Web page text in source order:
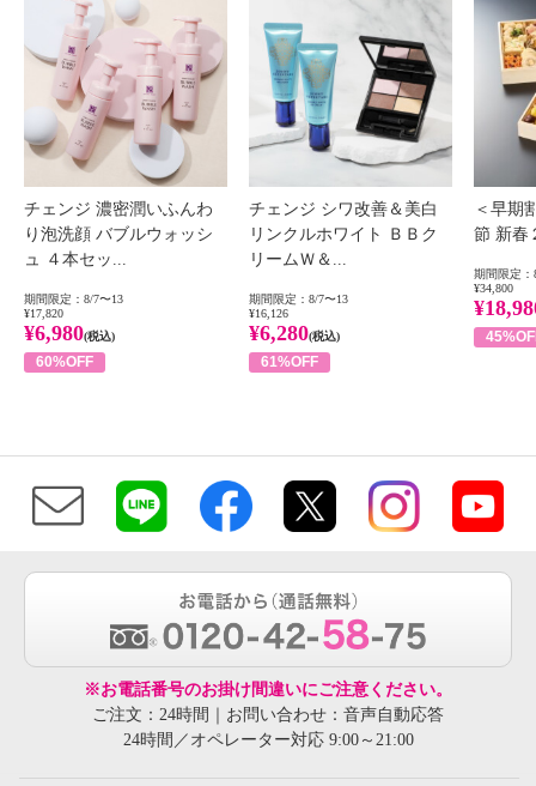
チェンジ 濃密潤いふんわ
り泡洗顔 バブルウォッシ
ュ ４本セッ...
期間限定：8/7〜13
¥17,820
¥6,980(税込)
60%OFF
チェンジ シワ改善＆美白
リンクルホワイト ＢＢク
リームＷ＆...
期間限定：8/7〜13
¥16,126
¥6,280(税込)
61%OFF
＜早期
節 新春
期間限定：
¥34,800
※お電話番号のお掛け間違いにご注意ください。
ご注文：24時間｜お問い合わせ：音声自動応答
24時間／オペレーター対応 9:00～21:00